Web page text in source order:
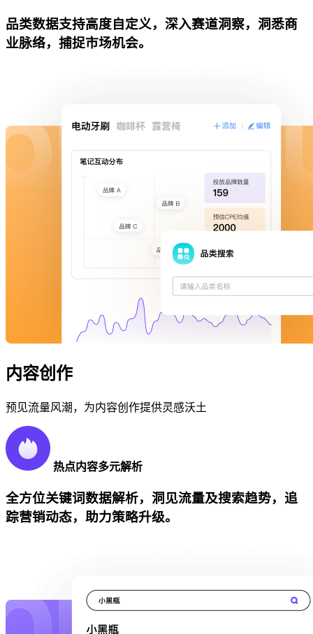
品类数据支持高度自定义，深入赛道洞察，洞悉商
业脉络，捕捉市场机会。
内容创作
预见流量风潮，为内容创作提供灵感沃土
热点内容多元解析
全方位关键词数据解析，洞见流量及搜索趋势，追
踪营销动态，助力策略升级。